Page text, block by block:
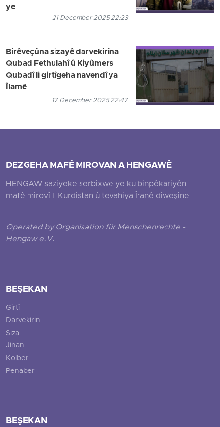
ye
21 December 2025 22:23
Birêveçûna sizayê darvekirina
Qubad Fethulahî û Kiyûmers
Qubadî li girtîgeha navendî ya
Îlamê
17 December 2025 22:47
DEZGEHA MAFÊ MIROVAN A HENGAWÊ
HENGAW saziyeke serbixwe ye ku binpêkariyên
mafê mirovî li Kurdistan û tevahiya Îranê diweşîne
Operated by Organisation für Menschenrechte -
Hengaw e.V.
BEŞEKAN
Girtî
Darvekirin
Siza
Jinan
Kolber
Penaber
BEŞEKAN